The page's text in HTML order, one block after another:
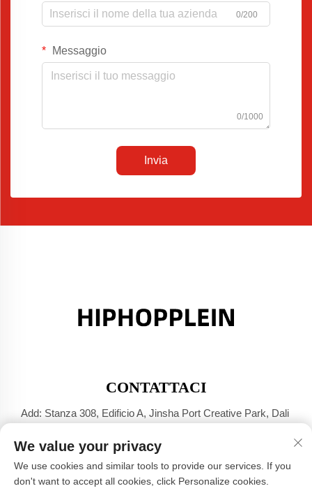
0/200
Messaggio
0/1000
Invia
CONTATTACI
Add: Stanza 308, Edificio A, Jinsha Port Creative Park, Dali
Tel: +86-17304049586
E-mail:[email protected]
We value your privacy
We use cookies and similar tools to provide our services. If you
don't want to accept all cookies, click Personalize cookies.